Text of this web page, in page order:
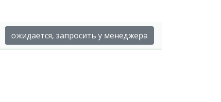
ожидается, запросить у менеджера